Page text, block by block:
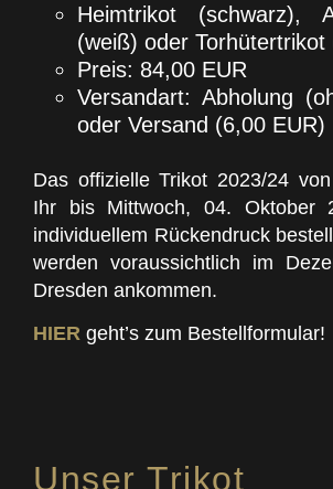
Heimtrikot (schwarz),
(weiß) oder Torhütertrikot
Preis: 84,00 EUR
Versandart: Abholung
oder Versand (6,00 EUR)
Das offizielle Trikot 2023/24
Ihr bis Mittwoch, 04. Oktober
individuellem Rückendruck
werden voraussichtlich im
Dresden ankommen.
HIER geht’s zum Bestellformular!
Unser Trikot